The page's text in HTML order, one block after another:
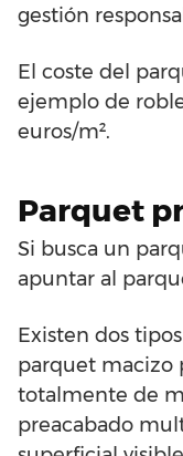
gestión
El coste del
ejemplo de
euros/m².
Parquet
Si busca un
apuntar al
Existen dos
parquet macizo
totalmente de
preacabado